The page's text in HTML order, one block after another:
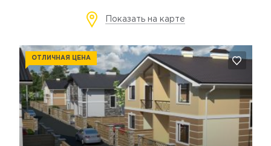
Показать на карте
ОТЛИЧНАЯ ЦЕНА